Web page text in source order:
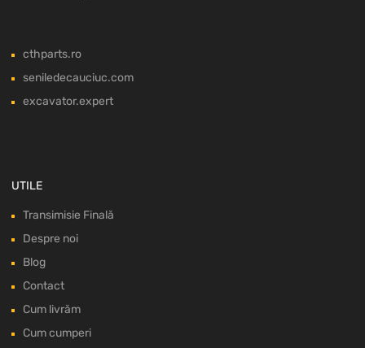
cthparts.ro
seniledecauciuc.com
excavator.expert
UTILE
Transimisie Finală
Despre noi
Blog
Contact
Cum livrăm
Cum cumperi